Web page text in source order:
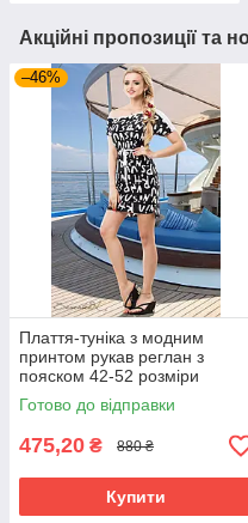
Акційні пропозиції та
–46%
Плаття-туніка з модним
принтом рукав реглан з
пояском 42-52 розміри
Готово до відправки
475,20 ₴ 880 ₴
Купити